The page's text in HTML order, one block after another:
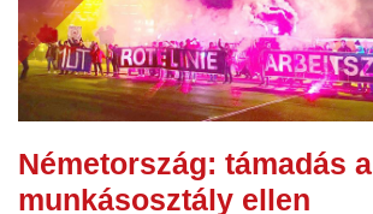
Németország: támadás a
munkásosztály ellen